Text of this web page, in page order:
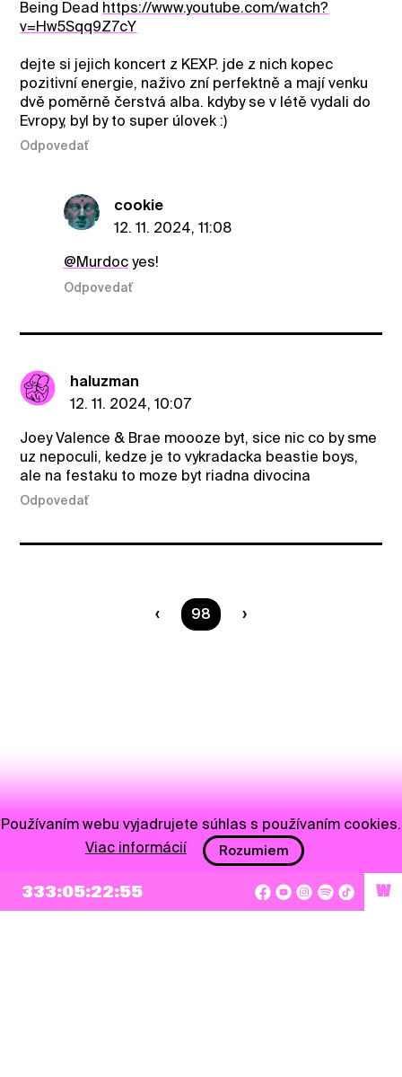
Being Dead https://www.youtube.com/watch?
v=Hw5Sqq9Z7cY
dejte si jejich koncert z KEXP. jde z nich kopec
pozitivní energie, naživo zní perfektně a mají venku
dvě poměrně čerstvá alba. kdyby se v létě vydali do
Evropy, byl by to super úlovek :)
Odpovedať
cookie
12. 11. 2024, 11:08
@Murdocyes!
Odpovedať
haluzman
12. 11. 2024, 10:07
Joey Valence & Brae moooze byt, sice nic co by sme
uz nepoculi, kedze je to vykradacka beastie boys,
ale na festaku to moze byt riadna divocina
Odpovedať
Ste na strane
98
NEWSLETTER
333:05:22:55 W
Používaním webu vyjadrujete súhlas s používaním cookies.
Viac informácií
Rozumiem